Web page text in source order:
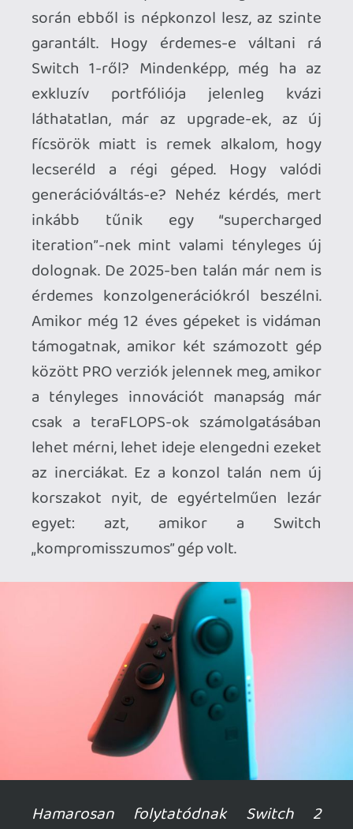
Kenny 2025.06.09 14:00:15 #205lk
Még nem kapott upgrade pakkot.
LokkoLori 2025.06.09 10:26:00
2025.06.09 11:09:45 #205kx
Elvileg javítottuk.
secret
2025.06.08 12:32:55
LokkoLori 2025.06.09 10:26:00 #205kn
Rispekt a cikkért keviny szan!
Kölkeimnek ez az első konzol premier,
mióta van gamer öntudatuk.
Lényegében mit kaptak? Lett egy új
switch a lakásban, szóval kevesebb lesz a
veszekedés... Míg rá nem jönnek, hogy a 2-
esen talán jobban futnak a régi címek (a
Kirby forgotten island-en ez nem tűnt fel)
bandee23 2025.06.09 08:34:51 #205kc
Switch nyitás sem volt emberesebb (sőt).
De mi lett belőle 8 év után.
1-2-Switch
Just Dance 2017
The Legend of Zelda: Breath of the Wild
Skylanders: Imaginators
Super Bomberman R
Tokyo RPG Factory
Shovel Knight: Treasure Trove
Shovel Knight: Specter of Torment
Emlékszem októberig (Mario Odyssey)
Csak Zeldáztam.
2025.06.08 21:41:57 #205jn
Elvileg megjelenik idén a Metroid 4...
Ex nintendo fan 2025.06.08 20:17:10
Ex nintendo fan 2025.06.08 20:17:10 #205j7